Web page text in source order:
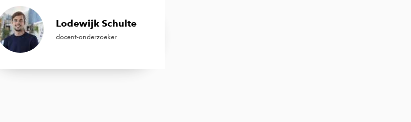
Lodewijk Schulte
docent-onderzoeker